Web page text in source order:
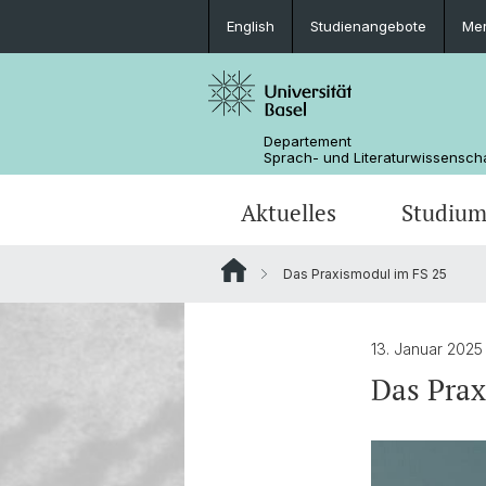
English Studienangebote
Departement
Sprach- und
Aktuelles Studium
MSG Literaturwissenschaft
Departementsverwaltung
Dokumente & Merkblätter
Das Praxismodul im FS 25
13. Januar 2025
Das